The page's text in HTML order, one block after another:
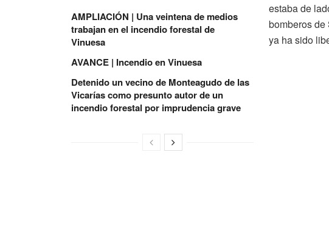
AMPLIACIÓN | Una veintena de medios
trabajan en el incendio forestal de
Vinuesa
AVANCE | Incendio en Vinuesa
Detenido un vecino de Monteagudo de las
Vicarías como presunto autor de un
incendio forestal por imprudencia grave
estaba de
bomberos
ya ha sido